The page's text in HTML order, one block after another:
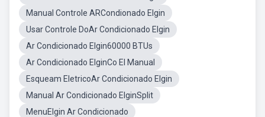
Manual Controle ARCondionado Elgin
Usar Controle DoAr Condicionado Elgin
Ar Condicionado Elgin60000 BTUs
Ar Condicionado ElginCo El Manual
Esqueam EletricoAr Condicionado Elgin
Manual Ar Condicionado ElginSplit
MenuElgin Ar Condicionado